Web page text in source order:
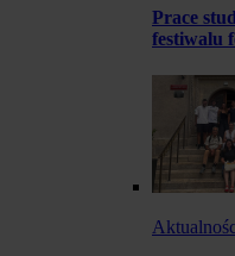
Prace
festiwalu